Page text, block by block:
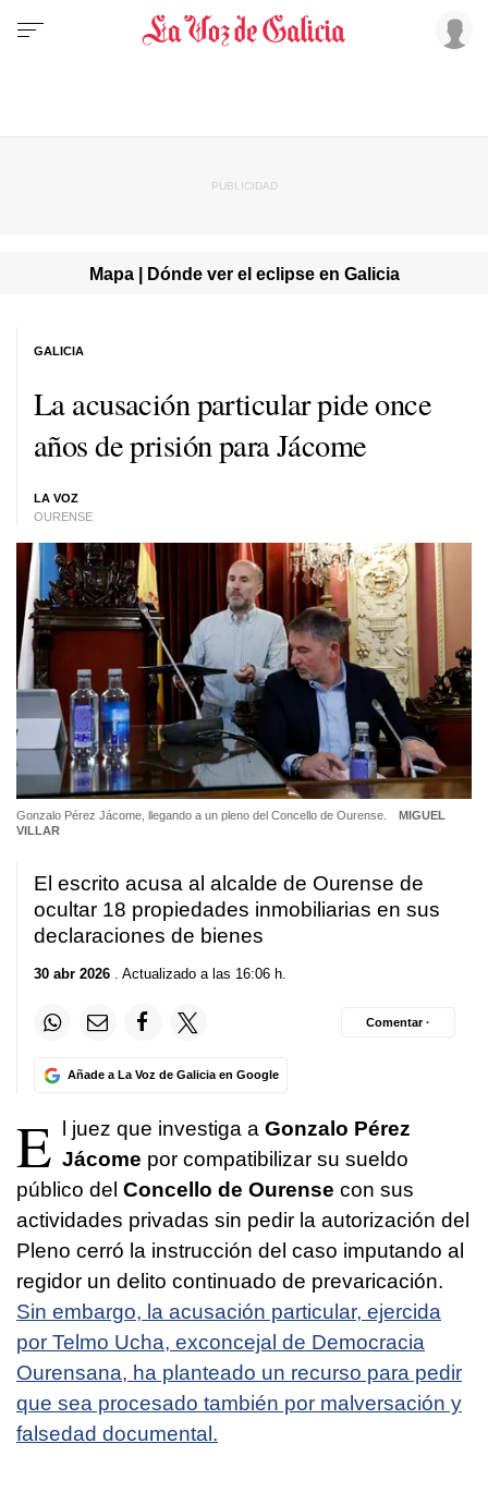
Mapa | Dónde ver el eclipse en Galicia
La acusación particular pide once
años de prisión para Jácome
LA VOZ
OURENSE
GALICIA
Gonzalo Pérez Jácome, llegando a un pleno del Concello de Ourense.
MIGUEL
VILLAR
El escrito acusa al alcalde de Ourense de
ocultar 18 propiedades inmobiliarias en sus
declaraciones de bienes
30 abr 2026 . Actualizado a las 16:06 h.
Añade a La Voz de Galicia en Google
Comentar ·
E l juez que investiga a Gonzalo Pérez
Jácome por compatibilizar su sueldo
público del Concello de Ourense con sus
actividades privadas sin pedir la autorización del
Pleno cerró la instrucción del caso imputando al
regidor un delito continuado de prevaricación.
Sin embargo, la acusación particular, ejercida
por Telmo Ucha, exconcejal de Democracia
Ourensana, ha planteado un recurso para pedir
que sea procesado también por malversación y
falsedad documental.